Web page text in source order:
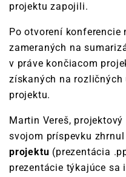
projektu zapojili.
Po otvorení
zameraných na
v práve končiacom
získaných na
projektu.
Martin Vereš,
svojom príspevku
projektu (prezentácia
prezentácie týkajúce sa